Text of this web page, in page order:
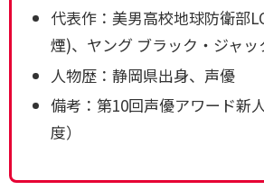
代表作：美男高校地球防衛部
煙)、ヤング ブラック・ジャッ
人物歴：静岡県出身、声優
備考：第10回声優アワード新
度）